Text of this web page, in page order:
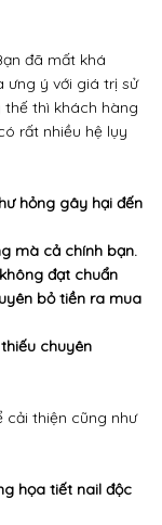
đã mất khá
ưng ý với giá trị sử
thì khách hàng
rất nhiều hệ lụy
hỏng gây hại đến
mà cả chính bạn.
đạt chuẩn
bỏ tiền ra mua
chuyên
cải thiện cũng như
họa tiết nail độc